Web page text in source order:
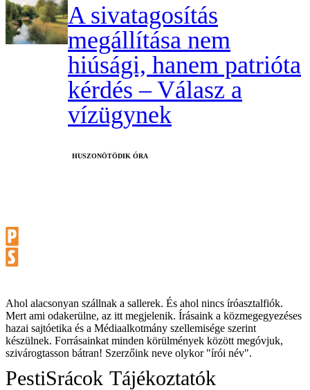
A sivatagosítás
megállítása nem
hiúsági, hanem patrióta
kérdés – Válasz a
vízügynek
HUSZONÖTÖDIK ÓRA
Ahol alacsonyan szállnak a sallerek. És ahol nincs íróasztalfiók.
Mert ami odakerülne, az itt megjelenik. Írásaink a közmegegyezéses
hazai sajtóetika és a Médiaalkotmány szellemisége szerint
készülnek. Forrásainkat minden körülmények között megóvjuk,
szivárogtasson bátran! Szerzőink neve olykor "írói név".
PestiSrácok Tájékoztatók